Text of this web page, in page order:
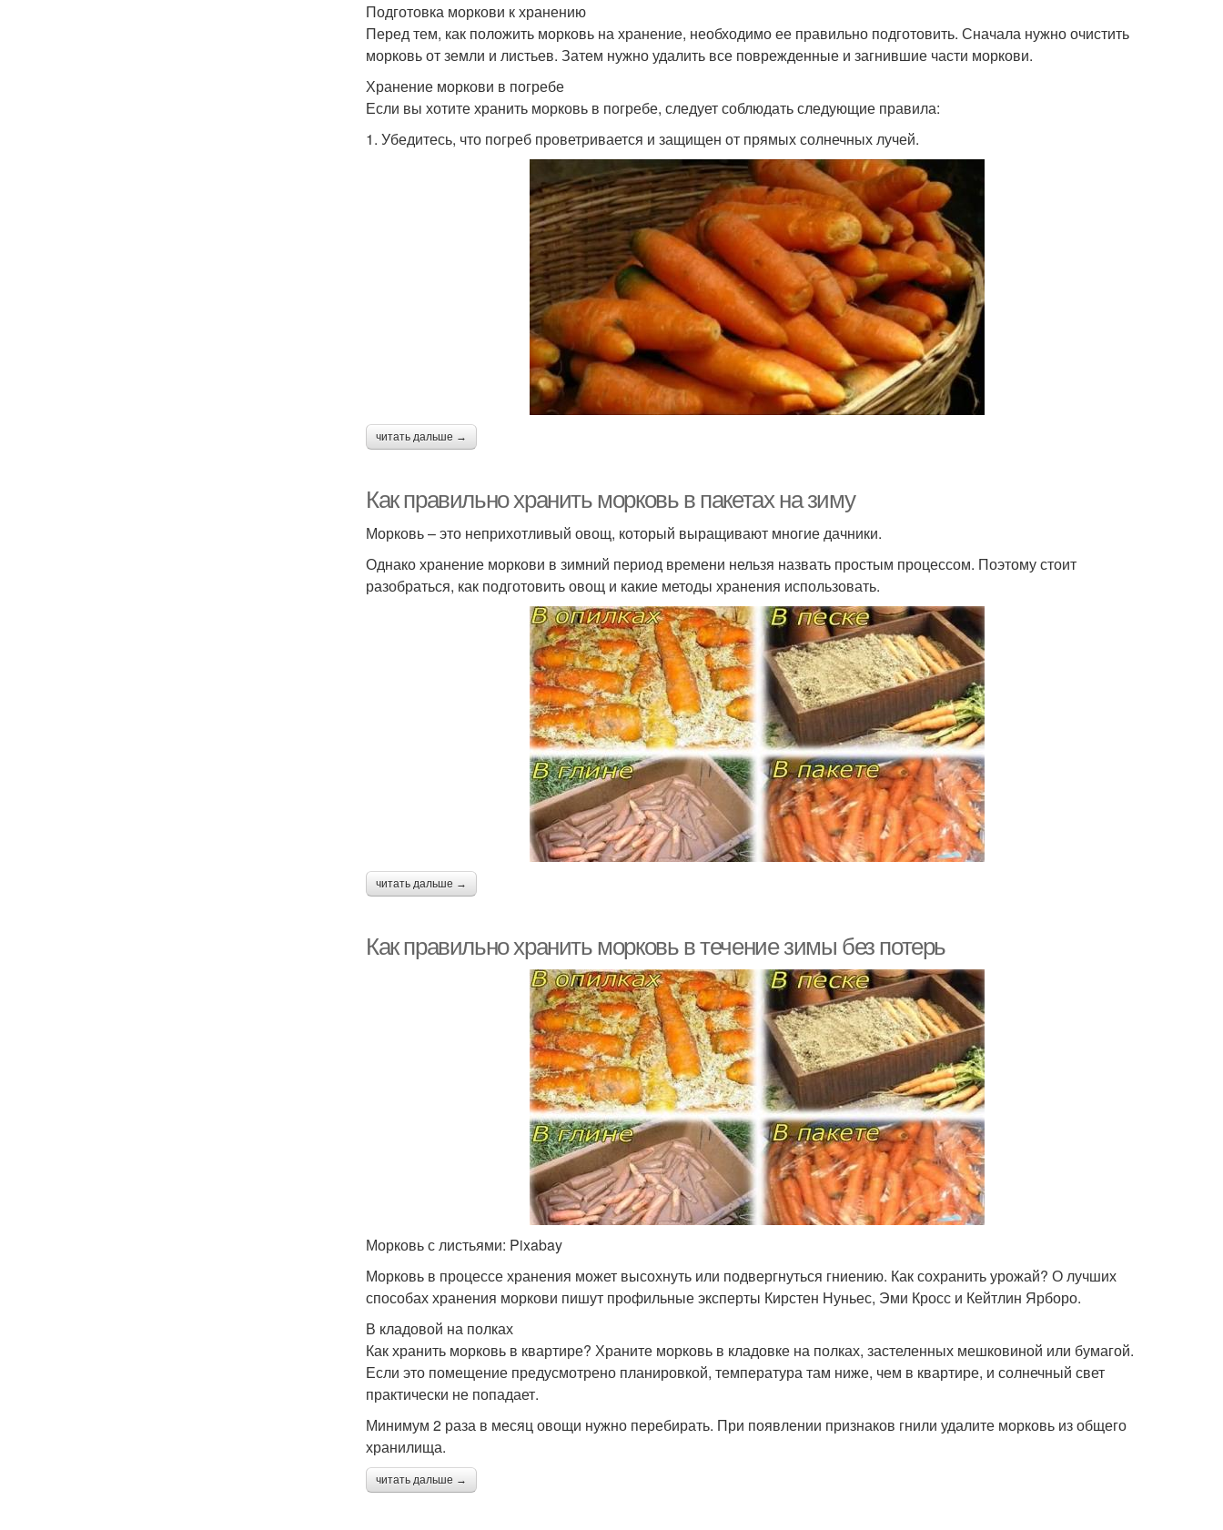
Подготовка моркови к хранению
Перед тем, как положить морковь на хранение, необходимо ее правильно подготовить. Сначала нужно очистить
морковь от земли и листьев. Затем нужно удалить все поврежденные и загнившие части моркови.
Хранение моркови в погребе
Если вы хотите хранить морковь в погребе, следует соблюдать следующие правила:
1. Убедитесь, что погреб проветривается и защищен от прямых солнечных лучей.
читать дальше →
Как правильно хранить морковь в пакетах на зиму
Морковь – это неприхотливый овощ, который выращивают многие дачники.
Однако хранение моркови в зимний период времени нельзя назвать простым процессом. Поэтому стоит
разобраться, как подготовить овощ и какие методы хранения использовать.
читать дальше →
Как правильно хранить морковь в течение зимы без потерь
Морковь с листьями: Pixabay
Морковь в процессе хранения может высохнуть или подвергнуться гниению. Как сохранить урожай? О лучших
способах хранения моркови пишут профильные эксперты Кирстен Нуньес, Эми Кросс и Кейтлин Ярборо.
В кладовой на полках
Как хранить морковь в квартире? Храните морковь в кладовке на полках, застеленных мешковиной или бумагой.
Если это помещение предусмотрено планировкой, температура там ниже, чем в квартире, и солнечный свет
практически не попадает.
Минимум 2 раза в месяц овощи нужно перебирать. При появлении признаков гнили удалите морковь из общего
хранилища.
читать дальше →